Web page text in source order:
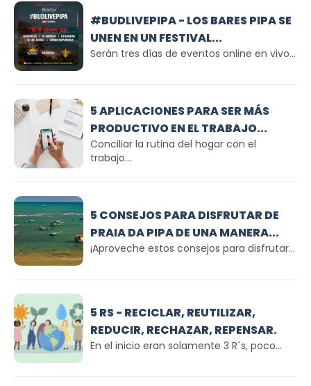
#BUDLIVEPIPA - LOS BARES PIPA SE
UNEN EN UN FESTIVAL...
Serán tres días de eventos online en vivo...
5 APLICACIONES PARA SER MÁS
PRODUCTIVO EN EL TRABAJO...
Conciliar la rutina del hogar con el
trabajo...
5 CONSEJOS PARA DISFRUTAR DE
PRAIA DA PIPA DE UNA MANERA...
¡Aproveche estos consejos para disfrutar...
5 RS - RECICLAR, REUTILIZAR,
REDUCIR, RECHAZAR, REPENSAR.
En el inicio eran solamente 3 R´s, poco...